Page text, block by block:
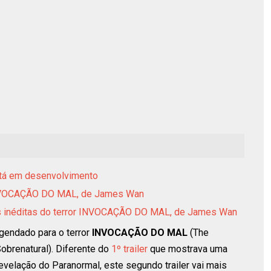
em desenvolvimento
DO MAL, de James Wan
do terror INVOCAÇÃO DO MAL, de James Wan
para o terror INVOCAÇÃO DO MAL (The
Diferente do 1º trailer que mostrava uma
do Paranormal, este segundo trailer vai mais